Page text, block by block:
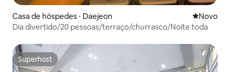
Casa de hóspedes ⋅ Daejeon Novo
Novo
Dia divertido/20 pessoas/terraço/churrasco/Noite toda
Superhost
Superhost